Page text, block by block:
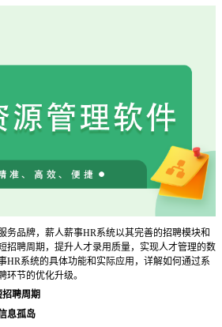
务品牌，薪人薪事HR系统以其完善的招聘模块和
招聘周期，提升人才录用质量，实现人才管理的数
HR系统的具体功能和实际应用，详解如何通过系
环节的优化升级。
聘周期
息孤岛